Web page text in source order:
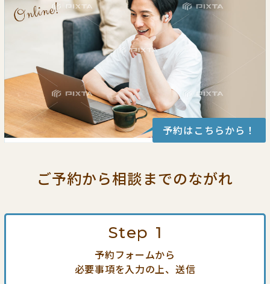
予約はこちらから！
ご予約から相談までのながれ
Step 1
予約フォームから
必要事項を入力の上、送信